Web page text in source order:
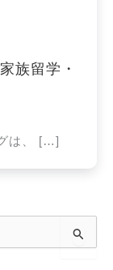
族留学・
は、 […]